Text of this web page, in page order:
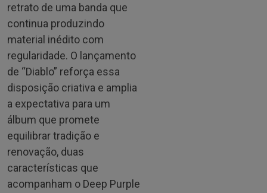
retrato de uma banda que
continua produzindo
material inédito com
regularidade. O lançamento
de “Diablo” reforça essa
disposição criativa e amplia
a expectativa para um
álbum que promete
equilibrar tradição e
renovação, duas
características que
acompanham o Deep Purple